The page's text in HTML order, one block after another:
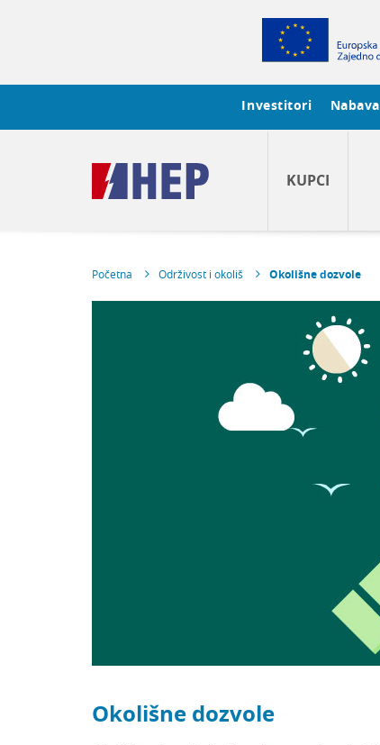
Investitori Nabava
KUPCI
Početna Održivost i okoliš Okolišne dozvole
Okolišne dozvole